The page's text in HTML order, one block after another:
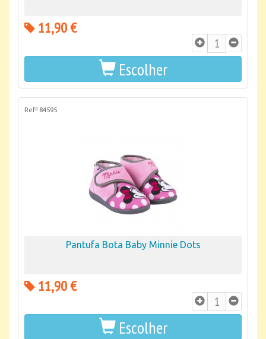
11,90 €
Escolher
Refª 84595
Pantufa Bota Baby Minnie Dots
11,90 €
Escolher